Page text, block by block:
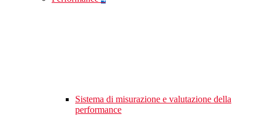
Sistema di misurazione e valutazione della
performance